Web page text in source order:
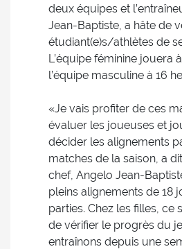
deux équipes et
Jean-Baptiste, a hâte de
étudiant(e)s/athlètes de
L’équipe féminine jouera
l’équipe masculine à 16
«Je vais profiter de ces
évaluer les joueuses et
décider les alignements
matches de la saison, a
chef, Angelo Jean-
pleins alignements de 18
parties. Chez les filles, ce
de vérifier le progrès du
entraînons depuis une